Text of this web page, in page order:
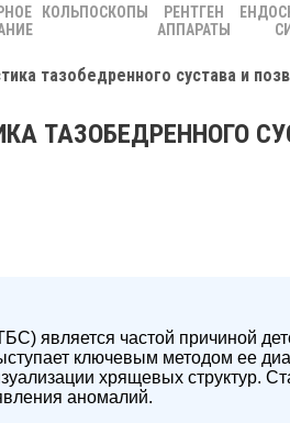
КОЛЬПОСКОПЫ
РЕНТГЕН
АППАРАТЫ
тазобедренного сустава и
ТАЗОБЕДРЕННОГО
является частой причиной
ключевым методом ее
хрящевых структур.
аномалий.